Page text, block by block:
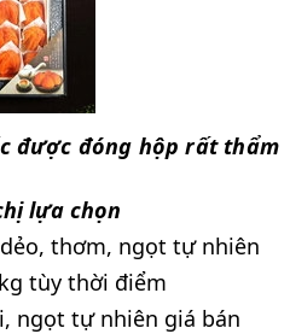
được đóng hộp rất thẩm
lựa chọn
thơm, ngọt tự nhiên
tùy thời điểm
ngọt tự nhiên giá bán